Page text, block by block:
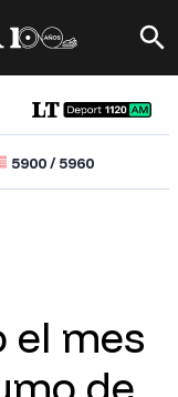
5900/5960
el mes